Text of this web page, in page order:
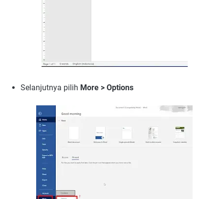
Selanjutnya pilih More > Options